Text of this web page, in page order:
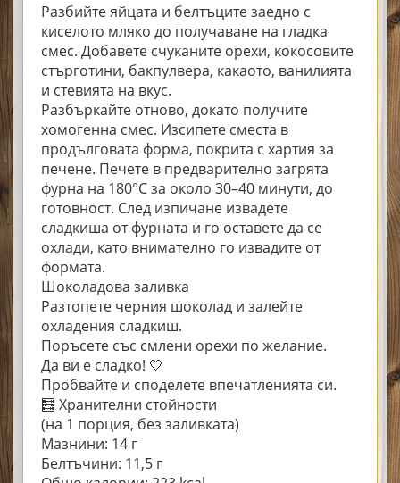
Разбийте яйцата и белтъците заедно с
киселото мляко до получаване на гладка
смес. Добавете счуканите орехи, кокосовите
стърготини, бакпулвера, какаото, ванилията
и стевията на вкус.
Разбъркайте отново, докато получите
хомогенна смес. Изсипете сместа в
продълговата форма, покрита с хартия за
печене. Печете в предварително загрята
фурна на 180°C за около 30–40 минути, до
готовност. След изпичане извадете
сладкиша от фурната и го оставете да се
охлади, като внимателно го извадите от
формата.
Шоколадова заливка
Разтопете черния шоколад и залейте
охладения сладкиш.
Поръсете със смлени орехи по желание.
Да ви е сладко! 🤍
Пробвайте и споделете впечатленията си.
🧮 Хранителни стойности
(на 1 порция, без заливката)
Мазнини: 14 г
Белтъчини: 11,5 г